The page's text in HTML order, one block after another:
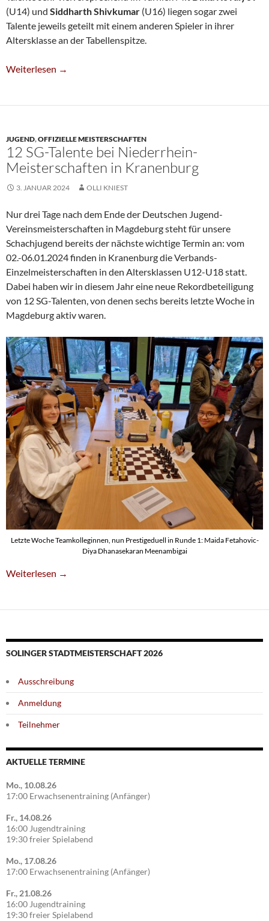
(U14) und Siddharth Shivkumar (U16) liegen sogar zwei
Talente jeweils geteilt mit einem anderen Spieler in ihrer
Altersklasse an der Tabellenspitze.
Jugend-Verbands-EM: Zwei SG-Tabellenführer
Weiterlesen →
JUGEND,OFFIZIELLE MEISTERSCHAFTEN
12 SG-Talente bei Niederrhein-
Meisterschaften in Kranenburg
3. JANUAR 2024 OLLI KNIEST
Nur drei Tage nach dem Ende der Deutschen Jugend-
Vereinsmeisterschaften in Magdeburg steht für unsere
Schachjugend bereits der nächste wichtige Termin an: vom
02.-06.01.2024 finden in Kranenburg die Verbands-
Einzelmeisterschaften in den Altersklassen U12-U18 statt.
Dabei haben wir in diesem Jahr eine neue Rekordbeteiligung
von 12 SG-Talenten, von denen sechs bereits letzte Woche in
Magdeburg aktiv waren.
Letzte Woche Teamkolleginnen, nun Prestigeduell in Runde 1: Maida Fetahovic-
Diya Dhanasekaran Meenambigai
12 SG-Talente Bei Niederrhein-Meisterschaften In Kranenburg
Weiterlesen →
SOLINGER STADTMEISTERSCHAFT 2026
Ausschreibung
Anmeldung
Teilnehmer
AKTUELLE TERMINE
Mo., 10.08.26
17:00 Erwachsenentraining (Anfänger)
Fr., 14.08.26
16:00 Jugendtraining
19:30 freier Spielabend
Mo., 17.08.26
17:00 Erwachsenentraining (Anfänger)
Fr., 21.08.26
16:00 Jugendtraining
19:30 freier Spielabend